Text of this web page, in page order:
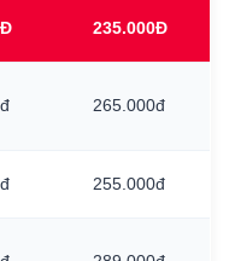
235.000Đ
265.000đ
255.000đ